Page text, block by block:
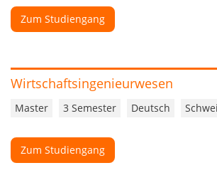
Zum Studiengang
Wirtschaftsingenieurwesen
Master 3 Semester Deutsch
Zum Studiengang